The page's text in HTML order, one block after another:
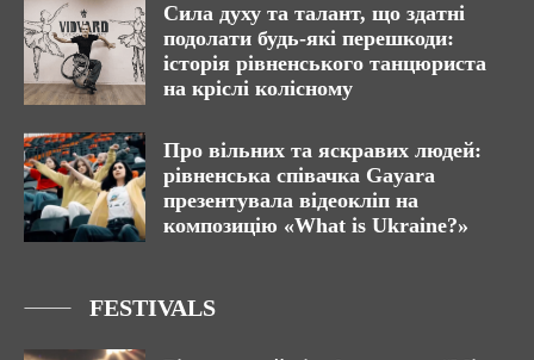
Сила духу та талант, що здатні
подолати будь-які перешкоди:
історія рівненського танцюриста
на кріслі колісному
Про вільних та яскравих людей:
рівненська співачка Gayara
презентувала відеокліп на
композицію «What is Ukraine?»
FESTIVALS